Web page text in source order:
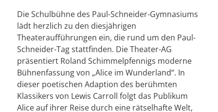
Die Schulbühne des Paul-Schneider-Gymnasiums
lädt herzlich zu den diesjährigen
Theateraufführungen ein, die rund um den Paul-
Schneider-Tag stattfinden. Die Theater-AG
präsentiert Roland Schimmelpfennigs moderne
Bühnenfassung von „Alice im Wunderland“. In
dieser poetischen Adaption des berühmten
Klassikers von Lewis Carroll folgt das Publikum
Alice auf ihrer Reise durch eine rätselhafte Welt,